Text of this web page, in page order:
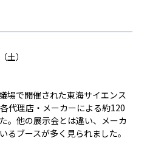
）
場で開催された東海サイエンス
代理店・メーカーによる約120
。他の展示会とは違い、メーカ
るブースが多く見られました。